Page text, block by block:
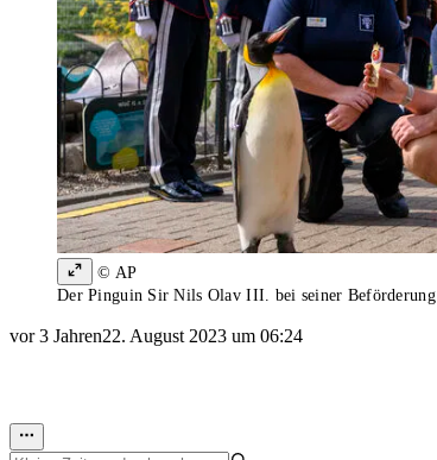
© AP
Der Pinguin Sir Nils Olav III. bei seiner Beförderung
vor 3 Jahren22. August 2023 um 06:24